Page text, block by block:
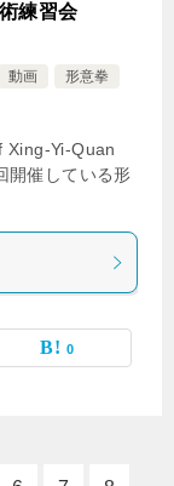
練習会
動画
形意拳
Yi-Quan
開催している形
0